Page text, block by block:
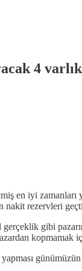
4 varlık
en iyi zamanları
rezervleri
gibi
kopmamak
yapması